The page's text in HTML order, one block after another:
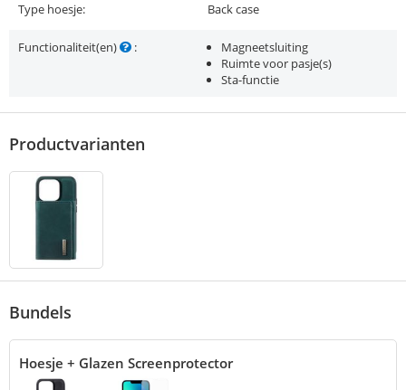
Type hoesje: Back case
Functionaliteit(en) :
Magneetsluiting
Ruimte voor pasje(s)
Sta-functie
Productvarianten
Bundels
Hoesje + Glazen Screenprotector